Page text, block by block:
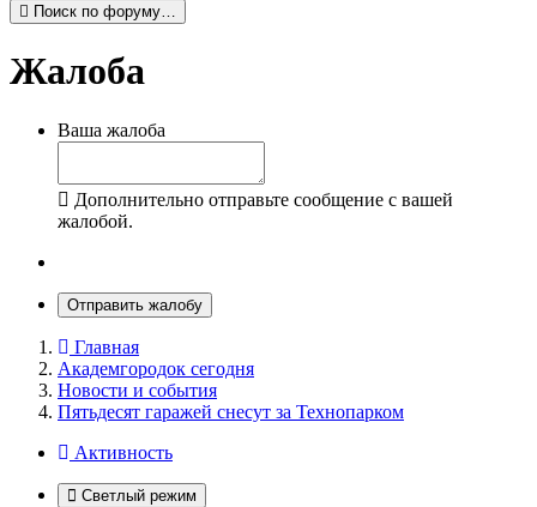
Поиск по форуму…
Жалоба
Ваша жалоба
Дополнительно отправьте сообщение с вашей
жалобой.
Отправить жалобу
Главная
Академгородок сегодня
Новости и события
Пятьдесят гаражей снесут за Технопарком
Активность
Светлый режим